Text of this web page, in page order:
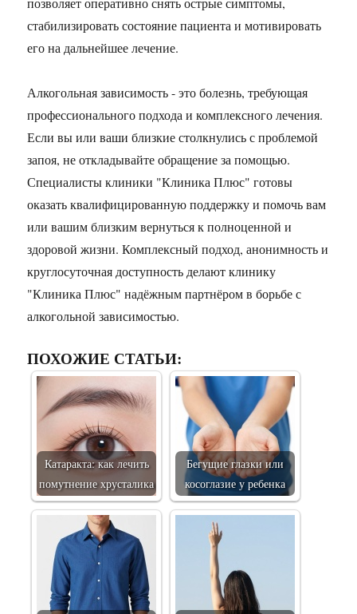
стабилизировать состояние пациента и мотивировать
его на дальнейшее лечение.
Алкогольная зависимость - это болезнь, требующая
профессионального подхода и комплексного лечения.
Если вы или ваши близкие столкнулись с проблемой
запоя, не откладывайте обращение за помощью.
Специалисты клиники "Клиника Плюс" готовы
оказать квалифицированную поддержку и помочь вам
или вашим близким вернуться к полноценной и
здоровой жизни. Комплексный подход, анонимность и
круглосуточная доступность делают клинику
"Клиника Плюс" надёжным партнёром в борьбе с
алкогольной зависимостью.
ПОХОЖИЕ СТАТЬИ:
Катаракта: как лечить
помутнение хрусталика
Бегущие глазки или
косоглазие у ребенка